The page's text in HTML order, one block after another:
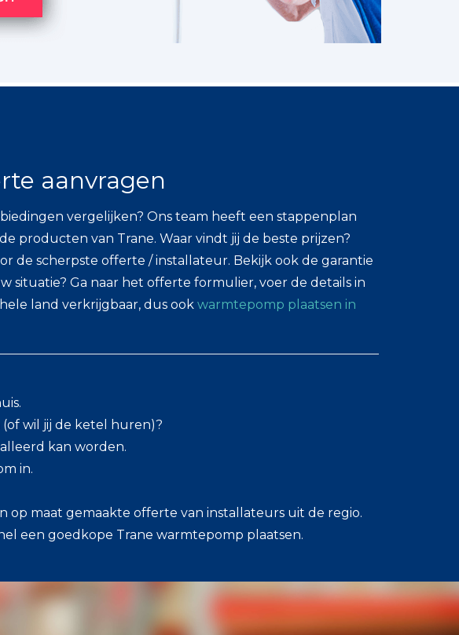
aanvragen
vergelijken? Ons team heeft een stappenplan
producten van Trane. Waar vindt jij de beste prijzen?
de scherpste offerte / installateur. Bekijk ook de garantie
situatie? Ga naar het offerte formulier, voer de details in
land verkrijgbaar, dus ook warmtepomp plaatsen in
wil jij de ketel huren)?
kan worden.
in.
op maat gemaakte offerte van installateurs uit de regio.
een goedkope Trane warmtepomp plaatsen.